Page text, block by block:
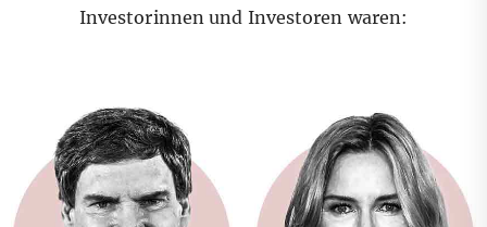
Investorinnen und Investoren waren: